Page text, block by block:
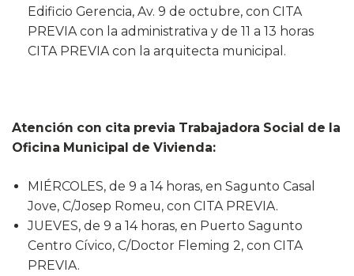
Edificio Gerencia, Av. 9 de octubre, con CITA
PREVIA con la administrativa y de 11 a 13 horas
CITA PREVIA con la arquitecta municipal.
Atención con cita previa Trabajadora Social de la
Oficina Municipal de Vivienda:
MIÉRCOLES, de 9 a 14 horas, en Sagunto Casal
Jove, C/Josep Romeu, con CITA PREVIA.
JUEVES, de 9 a 14 horas, en Puerto Sagunto
Centro Cívico, C/Doctor Fleming 2, con CITA
PREVIA.